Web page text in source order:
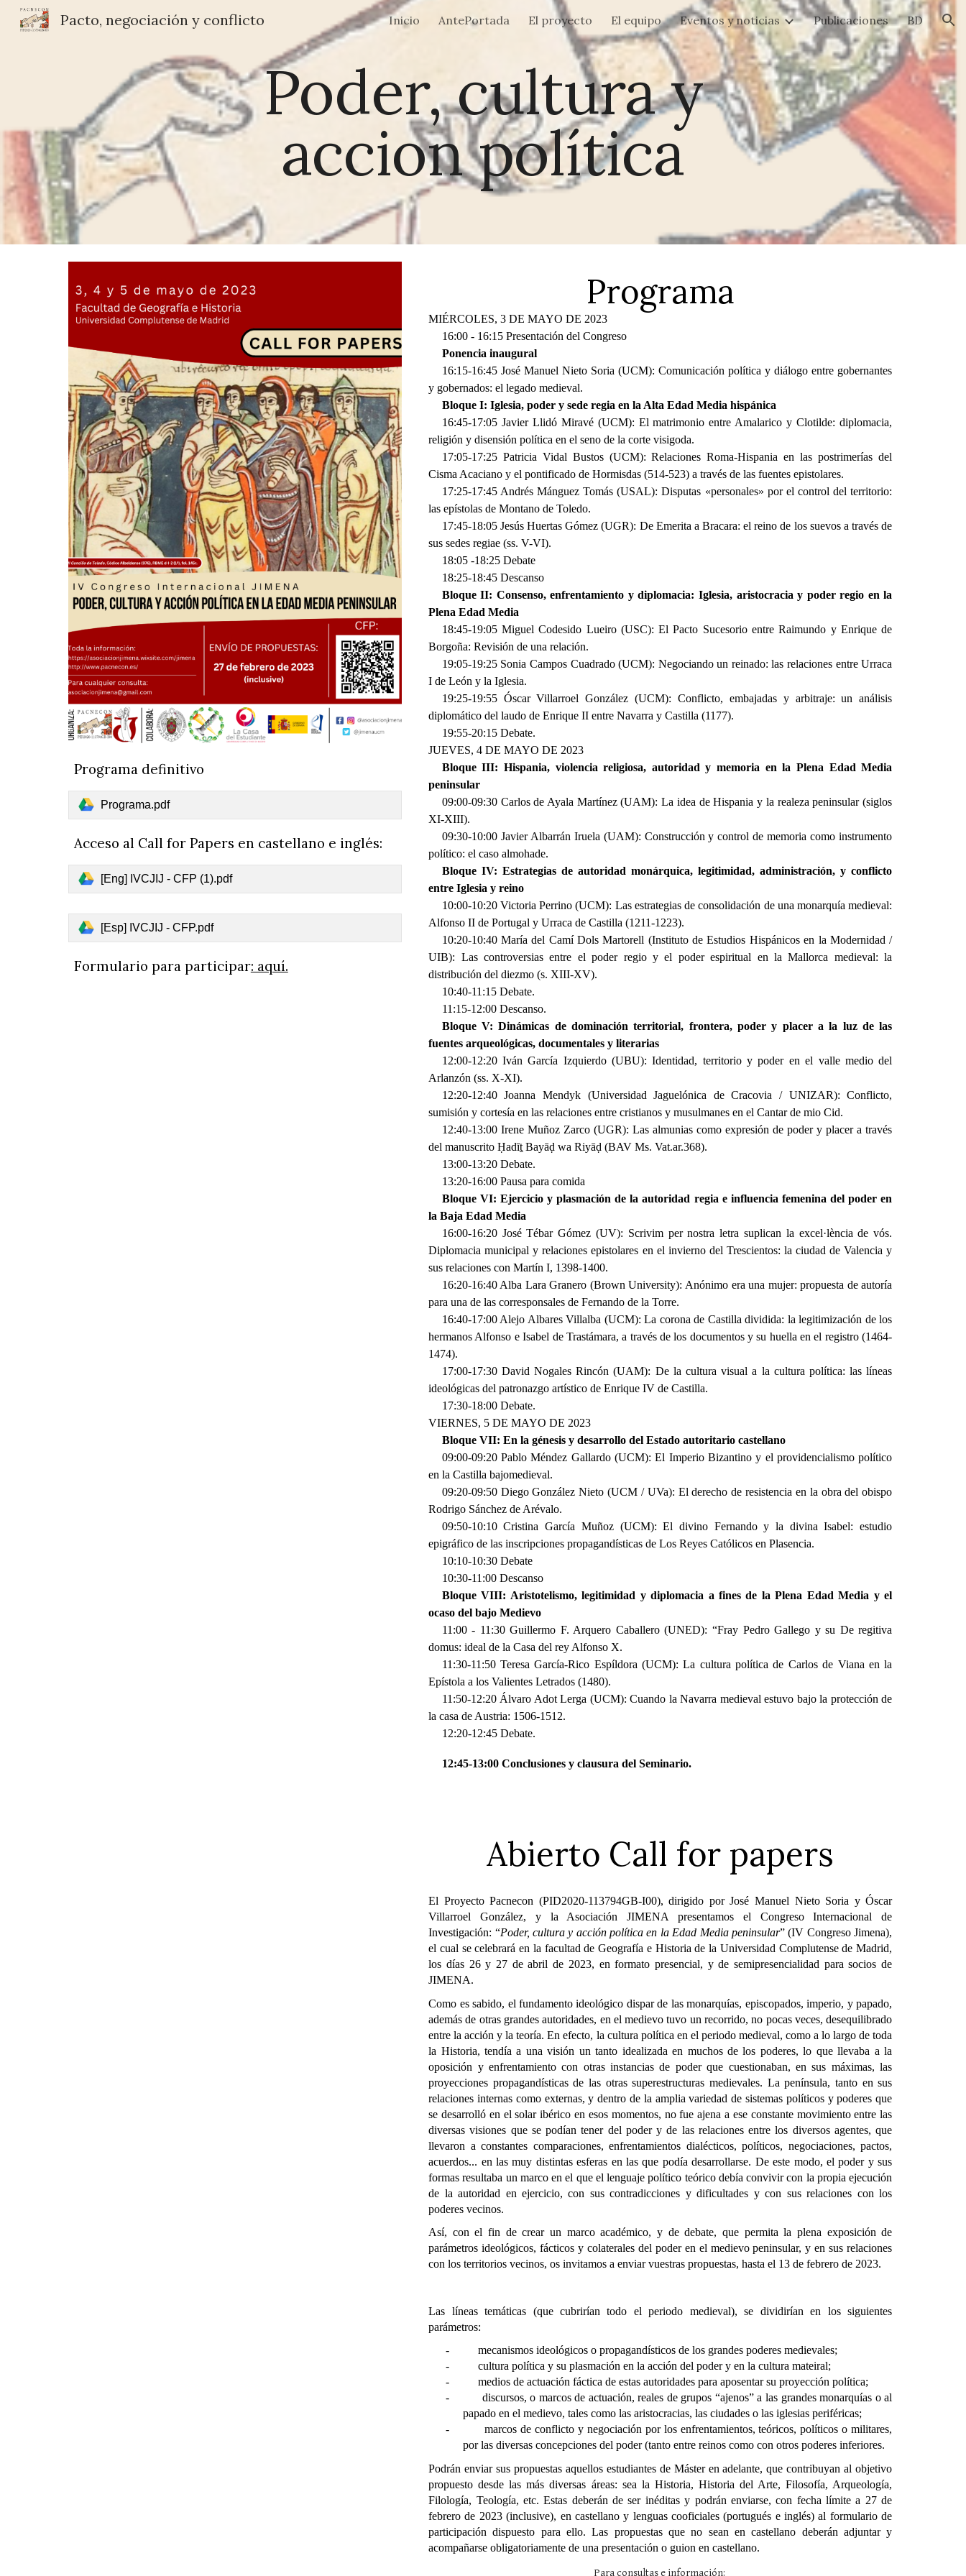
Skip to main content Skip to navigation
Pacto, negociación y conflicto Inicio AntePortada El proyecto El equipo Eventos y noticias Publicaciones BD
Poder, cultura y
accion política
Programa definitivo
Programa.pdf
Acceso al Call for Papers en castellano e inglés:
[Eng] IVCJIJ - CFP (1).pdf
[Esp] IVCJIJ - CFP.pdf
Formulario para participar: aquí.
Programa
MIÉRCOLES, 3 DE MAYO DE 2023
16:00 - 16:15 Presentación del Congreso
Ponencia inaugural
16:15-16:45 José Manuel Nieto Soria (UCM): Comunicación política y diálogo entre gobernantes
y gobernados: el legado medieval.
Bloque I: Iglesia, poder y sede regia en la Alta Edad Media hispánica
16:45-17:05 Javier Llidó Miravé (UCM): El matrimonio entre Amalarico y Clotilde: diplomacia,
religión y disensión política en el seno de la corte visigoda.
17:05-17:25 Patricia Vidal Bustos (UCM): Relaciones Roma-Hispania en las postrimerías del
Cisma Acaciano y el pontificado de Hormisdas (514-523) a través de las fuentes epistolares.
17:25-17:45 Andrés Mánguez Tomás (USAL): Disputas «personales» por el control del territorio:
las epístolas de Montano de Toledo.
17:45-18:05 Jesús Huertas Gómez (UGR): De Emerita a Bracara: el reino de los suevos a través de
sus sedes regiae (ss. V-VI).
18:05 -18:25 Debate
18:25-18:45 Descanso
Bloque II: Consenso, enfrentamiento y diplomacia: Iglesia, aristocracia y poder regio en la
Plena Edad Media
18:45-19:05 Miguel Codesido Lueiro (USC): El Pacto Sucesorio entre Raimundo y Enrique de
Borgoña: Revisión de una relación.
19:05-19:25 Sonia Campos Cuadrado (UCM): Negociando un reinado: las relaciones entre Urraca
I de León y la Iglesia.
19:25-19:55 Óscar Villarroel González (UCM): Conflicto, embajadas y arbitraje: un análisis
diplomático del laudo de Enrique II entre Navarra y Castilla (1177).
19:55-20:15 Debate.
JUEVES, 4 DE MAYO DE 2023
Bloque III: Hispania, violencia religiosa, autoridad y memoria en la Plena Edad Media
peninsular
09:00-09:30 Carlos de Ayala Martínez (UAM): La idea de Hispania y la realeza peninsular (siglos
XI-XIII).
09:30-10:00 Javier Albarrán Iruela (UAM): Construcción y control de memoria como instrumento
político: el caso almohade.
Bloque IV: Estrategias de autoridad monárquica, legitimidad, administración, y conflicto
entre Iglesia y reino
10:00-10:20 Victoria Perrino (UCM): Las estrategias de consolidación de una monarquía medieval:
Alfonso II de Portugal y Urraca de Castilla (1211-1223).
10:20-10:40 María del Camí Dols Martorell (Instituto de Estudios Hispánicos en la Modernidad /
UIB): Las controversias entre el poder regio y el poder espiritual en la Mallorca medieval: la
distribución del diezmo (s. XIII-XV).
10:40-11:15 Debate.
11:15-12:00 Descanso.
Bloque V: Dinámicas de dominación territorial, frontera, poder y placer a la luz de las
fuentes arqueológicas, documentales y literarias
12:00-12:20 Iván García Izquierdo (UBU): Identidad, territorio y poder en el valle medio del
Arlanzón (ss. X-XI).
12:20-12:40 Joanna Mendyk (Universidad Jaguelónica de Cracovia / UNIZAR): Conflicto,
sumisión y cortesía en las relaciones entre cristianos y musulmanes en el Cantar de mio Cid.
12:40-13:00 Irene Muñoz Zarco (UGR): Las almunias como expresión de poder y placer a través
del manuscrito Ḥadīṯ Bayāḍ wa Riyāḍ (BAV Ms. Vat.ar.368).
13:00-13:20 Debate.
13:20-16:00 Pausa para comida
Bloque VI: Ejercicio y plasmación de la autoridad regia e influencia femenina del poder en
la Baja Edad Media
16:00-16:20 José Tébar Gómez (UV): Scrivim per nostra letra suplican la excel·lència de vós.
Diplomacia municipal y relaciones epistolares en el invierno del Trescientos: la ciudad de Valencia y
sus relaciones con Martín I, 1398-1400.
16:20-16:40 Alba Lara Granero (Brown University): Anónimo era una mujer: propuesta de autoría
para una de las corresponsales de Fernando de la Torre.
16:40-17:00 Alejo Albares Villalba (UCM): La corona de Castilla dividida: la legitimización de los
hermanos Alfonso e Isabel de Trastámara, a través de los documentos y su huella en el registro (1464-
1474).
17:00-17:30 David Nogales Rincón (UAM): De la cultura visual a la cultura política: las líneas
ideológicas del patronazgo artístico de Enrique IV de Castilla.
17:30-18:00 Debate.
VIERNES, 5 DE MAYO DE 2023
Bloque VII: En la génesis y desarrollo del Estado autoritario castellano
09:00-09:20 Pablo Méndez Gallardo (UCM): El Imperio Bizantino y el providencialismo político
en la Castilla bajomedieval.
09:20-09:50 Diego González Nieto (UCM / UVa): El derecho de resistencia en la obra del obispo
Rodrigo Sánchez de Arévalo.
09:50-10:10 Cristina García Muñoz (UCM): El divino Fernando y la divina Isabel: estudio
epigráfico de las inscripciones propagandísticas de Los Reyes Católicos en Plasencia.
10:10-10:30 Debate
10:30-11:00 Descanso
Bloque VIII: Aristotelismo, legitimidad y diplomacia a fines de la Plena Edad Media y el
ocaso del bajo Medievo
11:00 - 11:30 Guillermo F. Arquero Caballero (UNED): “Fray Pedro Gallego y su De regitiva
domus: ideal de la Casa del rey Alfonso X.
11:30-11:50 Teresa García-Rico Espíldora (UCM): La cultura política de Carlos de Viana en la
Epístola a los Valientes Letrados (1480).
11:50-12:20 Álvaro Adot Lerga (UCM): Cuando la Navarra medieval estuvo bajo la protección de
la casa de Austria: 1506-1512.
12:20-12:45 Debate.
12:45-13:00 Conclusiones y clausura del Seminario.
Abierto Call for papers
El Proyecto Pacnecon (PID2020-113794GB-I00), dirigido por José Manuel Nieto Soria y Óscar
Villarroel González, y la Asociación JIMENA presentamos el Congreso Internacional de
Investigación: “Poder, cultura y acción política en la Edad Media peninsular” (IV Congreso Jimena),
el cual se celebrará en la facultad de Geografía e Historia de la Universidad Complutense de Madrid,
los días 26 y 27 de abril de 2023, en formato presencial, y de semipresencialidad para socios de
JIMENA.
Como es sabido, el fundamento ideológico dispar de las monarquías, episcopados, imperio, y papado,
además de otras grandes autoridades, en el medievo tuvo un recorrido, no pocas veces, desequilibrado
entre la acción y la teoría. En efecto, la cultura política en el periodo medieval, como a lo largo de toda
la Historia, tendía a una visión un tanto idealizada en muchos de los poderes, lo que llevaba a la
oposición y enfrentamiento con otras instancias de poder que cuestionaban, en sus máximas, las
proyecciones propagandísticas de las otras superestructuras medievales. La península, tanto en sus
relaciones internas como externas, y dentro de la amplia variedad de sistemas políticos y poderes que
se desarrolló en el solar ibérico en esos momentos, no fue ajena a ese constante movimiento entre las
diversas visiones que se podían tener del poder y de las relaciones entre los diversos agentes, que
llevaron a constantes comparaciones, enfrentamientos dialécticos, políticos, negociaciones, pactos,
acuerdos... en las muy distintas esferas en las que podía desarrollarse. De este modo, el poder y sus
formas resultaba un marco en el que el lenguaje político teórico debía convivir con la propia ejecución
de la autoridad en ejercicio, con sus contradicciones y dificultades y con sus relaciones con los
poderes vecinos.
Así, con el fin de crear un marco académico, y de debate, que permita la plena exposición de
parámetros ideológicos, fácticos y colaterales del poder en el medievo peninsular, y en sus relaciones
con los territorios vecinos, os invitamos a enviar vuestras propuestas, hasta el 13 de febrero de 2023.
Las líneas temáticas (que cubrirían todo el periodo medieval), se dividirían en los siguientes
parámetros:
- mecanismos ideológicos o propagandísticos de los grandes poderes medievales;
- cultura política y su plasmación en la acción del poder y en la cultura mateiral;
- medios de actuación fáctica de estas autoridades para aposentar su proyección política;
- discursos, o marcos de actuación, reales de grupos “ajenos” a las grandes monarquías o al
papado en el medievo, tales como las aristocracias, las ciudades o las iglesias periféricas;
- marcos de conflicto y negociación por los enfrentamientos, teóricos, políticos o militares,
por las diversas concepciones del poder (tanto entre reinos como con otros poderes inferiores.
Podrán enviar sus propuestas aquellos estudiantes de Máster en adelante, que contribuyan al objetivo
propuesto desde las más diversas áreas: sea la Historia, Historia del Arte, Filosofía, Arqueología,
Filología, Teología, etc. Estas deberán de ser inéditas y podrán enviarse, con fecha límite a 27 de
febrero de 2023 (inclusive), en castellano y lenguas cooficiales (portugués e inglés) al formulario de
participación dispuesto para ello. Las propuestas que no sean en castellano deberán adjuntar y
acompañarse obligatoriamente de una presentación o guion en castellano.
Para consultas e información: